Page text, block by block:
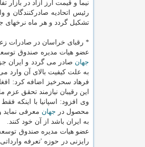
نیما و قیمت ارز آزاد در
رئیس اتحادیه صادركنندگان
تشكیل گردد و هر ماه نرخهای
* رقبای خراسان در صادرات
عضو هیات مدیره صندوق توسعه صادرات زعفران هم
جهان صادر می گردد و ایران
به علت كیفیت بالای آن وارد
فرهاد سحرخیز اضافه كرد:
این رقیبان نیازمند تحقق عزم
وی افزود: اسپانیا با اینكه
محصول در جهان
به ایران باشد از آن خود كنند.
عضو هیات مدیره صندوق
رایزنی در حوزه 'تعرفه